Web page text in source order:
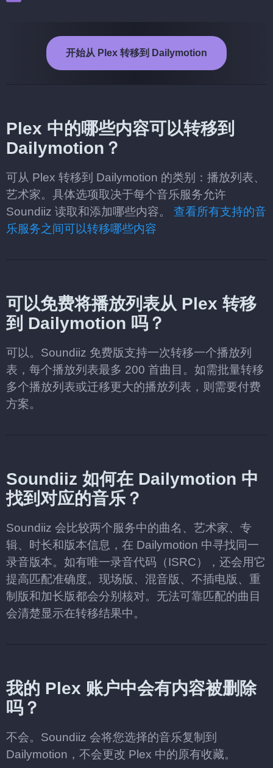
开始从 Plex 转移到 Dailymotion
Plex 中的哪些内容可以转移到
Dailymotion？
可从 Plex 转移到 Dailymotion 的类别：播放列表、
艺术家。具体选项取决于每个音乐服务允许
Soundiiz 读取和添加哪些内容。 查看所有支持的音
乐服务之间可以转移哪些内容
可以免费将播放列表从 Plex 转移
到 Dailymotion 吗？
可以。Soundiiz 免费版支持一次转移一个播放列
表，每个播放列表最多 200 首曲目。如需批量转移
多个播放列表或迁移更大的播放列表，则需要付费
方案。
Soundiiz 如何在 Dailymotion 中
找到对应的音乐？
Soundiiz 会比较两个服务中的曲名、艺术家、专
辑、时长和版本信息，在 Dailymotion 中寻找同一
录音版本。如有唯一录音代码（ISRC），还会用它
提高匹配准确度。现场版、混音版、不插电版、重
制版和加长版都会分别核对。无法可靠匹配的曲目
会清楚显示在转移结果中。
我的 Plex 账户中会有内容被删除
吗？
不会。Soundiiz 会将您选择的音乐复制到
Dailymotion，不会更改 Plex 中的原有收藏。